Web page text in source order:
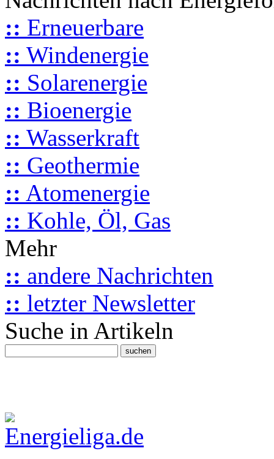
:: Erneuerbare
:: Windenergie
:: Solarenergie
:: Bioenergie
:: Wasserkraft
:: Geothermie
:: Atomenergie
:: Kohle, Öl, Gas
Mehr
:: andere Nachrichten
:: letzter Newsletter
Suche in Artikeln